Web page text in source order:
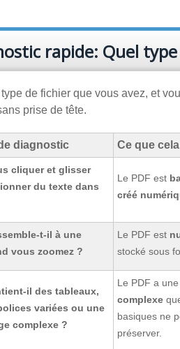
rapide: Quel type
type de fichier que vous avez, et
prise de tête.
diagnostic Ce que
cliquer et glisser
du texte dans
Le PDF est
créé
t-il à une
vous zoomez ?
Le PDF est
stocké sous
il des tableaux,
variées ou une
complexe ?
Le PDF a une
complexe
basiques ne
préserver.